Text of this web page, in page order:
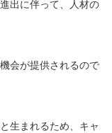
出に伴って、人材の
会が提供されるので
生まれるため、キャ